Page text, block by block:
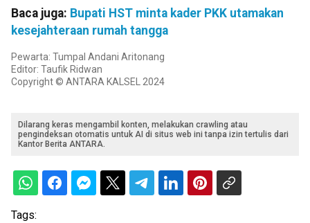
Baca juga: Bupati HST minta kader PKK utamakan
kesejahteraan rumah tangga
Pewarta: Tumpal Andani Aritonang
Editor: Taufik Ridwan
Copyright © ANTARA KALSEL 2024
Dilarang keras mengambil konten, melakukan crawling atau
pengindeksan otomatis untuk AI di situs web ini tanpa izin tertulis dari
Kantor Berita ANTARA.
Tags: